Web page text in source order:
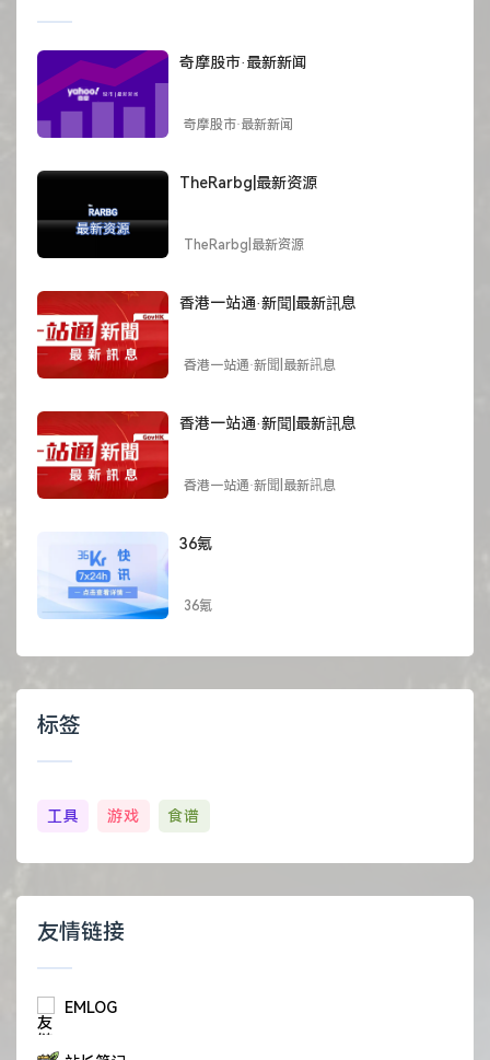
奇摩股市·最新新闻
奇摩股市·最新新闻
TheRarbg|最新资源
TheRarbg|最新资源
香港一站通·新聞|最新訊息
香港一站通·新聞|最新訊息
香港一站通·新聞|最新訊息
香港一站通·新聞|最新訊息
36氪
36氪
标签
工具 游戏 食谱
友情链接
EMLOG